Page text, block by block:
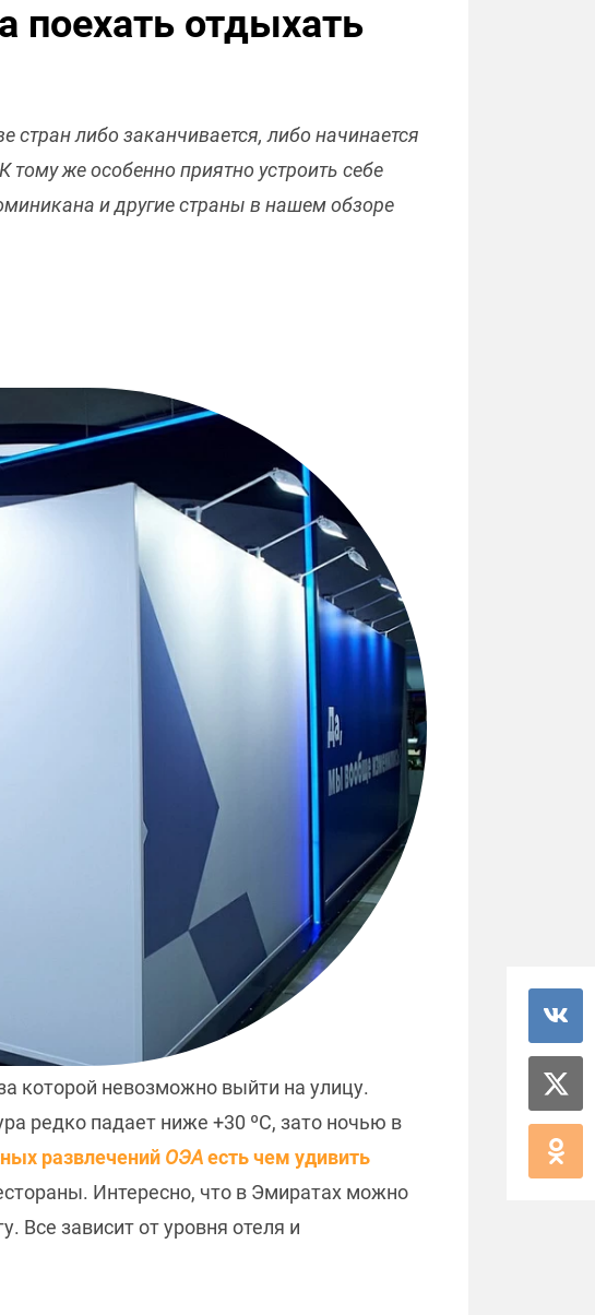
поехать отдыхать
стран либо заканчивается, либо начинается
же особенно приятно устроить себе
и другие страны в нашем обзоре
которой невозможно выйти на улицу.
редко падает ниже +30 ºC, зато ночью в
развлечений ОЭАесть чем удивить
Интересно, что в Эмиратах можно
Все зависит от уровня отеля и